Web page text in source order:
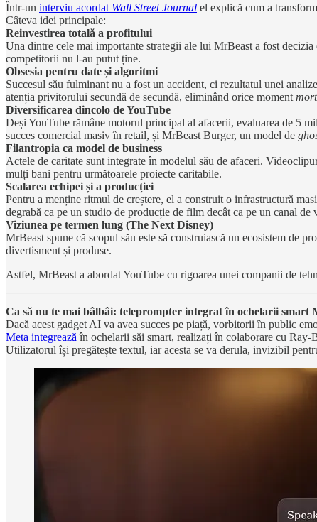
Într-un interviu acordat Wall Street Journal el explică cum a
Câteva idei principale:
Reinvestirea totală a profitului
Una dintre cele mai importante strategii ale lui MrBeast a fost
competitorii nu l-au putut ține.
Obsesia pentru date și algoritmi
Succesul său fulminant nu a fost un accident, ci rezultatul unei
atenția privitorului secundă de secundă, eliminând orice moment mort
Diversificarea dincolo de YouTube
Deși YouTube rămâne motorul principal al afacerii, evaluarea de 5
succes comercial masiv în retail, și MrBeast Burger, un model de
Filantropia ca model de business
Actele de caritate sunt integrate în modelul său de afaceri.
mulți bani pentru următoarele proiecte caritabile.
Scalarea echipei și a producției
Pentru a menține ritmul de creștere, el a construit o infrastructură
degrabă ca pe un studio de producție de film decât ca pe un canal
Viziunea pe termen lung (The Next Disney)
MrBeast spune că scopul său este să construiască un ecosistem de
divertisment și produse.
Astfel, MrBeast a abordat YouTube cu rigoarea unei companii de
Ca să nu te mai bâlbâi: teleprompter integrat în ochelarii smart
Dacă acest gadget AI va avea succes pe piață, vorbitorii în public
Meta integrează în ochelarii săi smart, realizați în colaborare cu Ray-
Utilizatorul își pregătește textul, iar acesta se va derula, invizibil